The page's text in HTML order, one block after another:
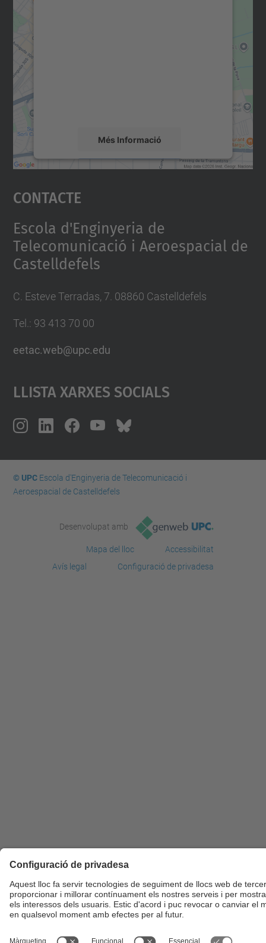
Més Informació
Accepta
powered by
Contacte
Escola d'Enginyeria de
Telecomunicació i Aeroespacial de
Castelldefels
C. Esteve Terradas, 7. 08860 Castelldefels
Tel.: 93 413 70 00
eetac.web@upc.edu
Llista Xarxes Socials
© UPCEscola d'Enginyeria de Telecomunicació i
Aeroespacial de Castelldefels
Desenvolupat amb
Mapa del lloc
Accessibilitat
Avís legal
Configuració de privadesa